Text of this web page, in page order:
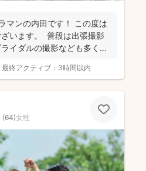
マンの内田です！ この度は
います。 普段は出張撮影
イダルの撮影なども多くご
最終アクティブ： 3時間以内
(64)女性